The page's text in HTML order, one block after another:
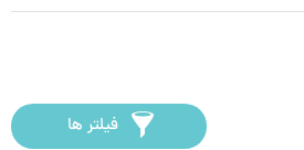
فیلتر ها